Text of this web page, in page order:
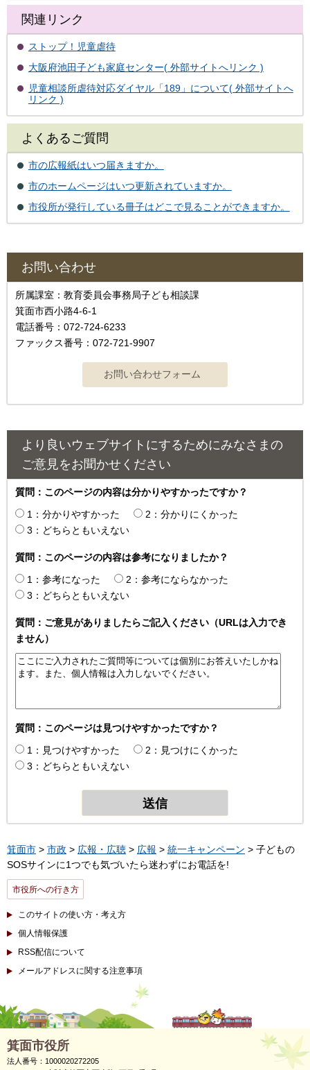
関連リンク
ストップ！児童虐待
大阪府池田子ども家庭センター( 外部サイトへリンク )
児童相談所虐待対応ダイヤル「189」について( 外部サイトへ
リンク )
よくあるご質問
市の広報紙はいつ届きますか。
市のホームページはいつ更新されていますか。
市役所が発行している冊子はどこで見ることができますか。
お問い合わせ
所属課室：教育委員会事務局子ども相談課
箕面市西小路4-6-1
電話番号：072-724-6233
ファックス番号：072-721-9907
より良いウェブサイトにするためにみなさまの
ご意見をお聞かせください
質問：このページの内容は分かりやすかったですか？
1：分かりやすかった
2：分かりにくかった
3：どちらともいえない
質問：このページの内容は参考になりましたか？
1：参考になった
2：参考にならなかった
3：どちらともいえない
質問：ご意見がありましたらご記入ください（URLは入力でき
ません）
質問：このページは見つけやすかったですか？
1：見つけやすかった
2：見つけにくかった
3：どちらともいえない
箕面市 > 市政 > 広報・広聴 > 広報 > 統一キャンペーン > 子どもの
SOSサインに1つでも気づいたら迷わずにお電話を!
市役所への行き方
このサイトの使い方・考え方
個人情報保護
RSS配信について
メールアドレスに関する注意事項
箕面市役所
法人番号：1000020272205